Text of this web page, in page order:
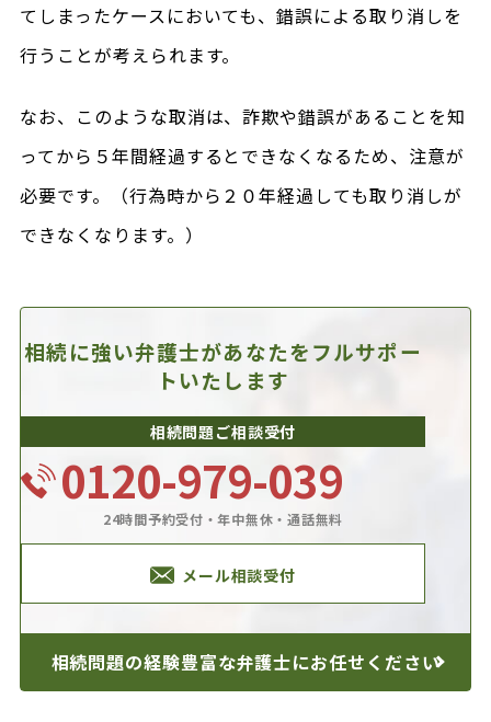
てしまったケースにおいても、錯誤による取り消しを
行うことが考えられます。
なお、このような取消は、詐欺や錯誤があることを知
ってから５年間経過するとできなくなるため、注意が
必要です。（行為時から２０年経過しても取り消しが
できなくなります。）
相続に強い弁護士があなたをフルサポー
トいたします
相続問題ご相談受付
0120-979-039
24時間予約受付・年中無休・通話無料
メール相談受付
相続問題の経験豊富な弁護士にお任せください